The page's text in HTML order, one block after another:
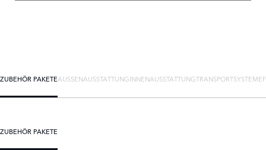
ZUBEHÖR PAKETEAUSSENAUSSTATTUNG INNENAUSSTATTUNGTRANSPORTSYSTEME
ZUBEHÖR PAKETE